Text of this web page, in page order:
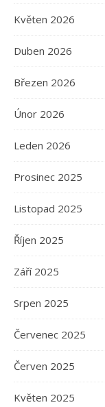
Květen 2026
Duben 2026
Březen 2026
Únor 2026
Leden 2026
Prosinec 2025
Listopad 2025
Říjen 2025
Září 2025
Srpen 2025
Červenec 2025
Červen 2025
Květen 2025